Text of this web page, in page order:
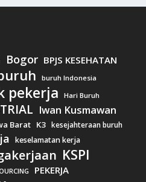
Bogor BPJS KESEHATAN
buruh Indonesia
pekerja Hari Buruh
Iwan Kusmawan
Barat K3 kesejahteraan buruh
keselamatan kerja
KSPI
PEKERJA